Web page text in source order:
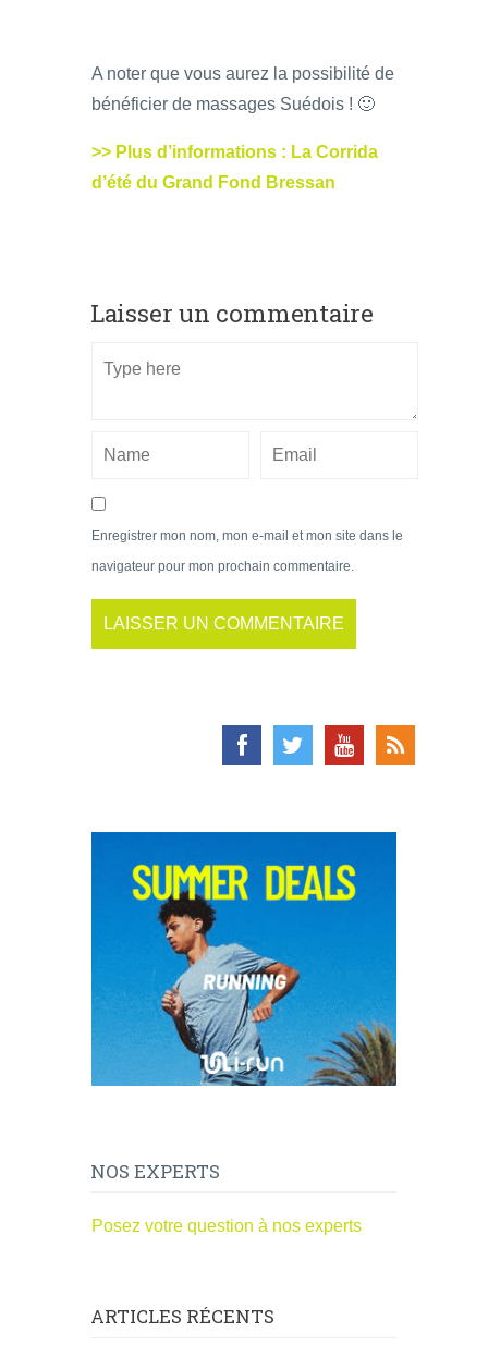
A noter que vous aurez la possibilité de
bénéficier de massages Suédois ! 🙂
>> Plus d’informations : La Corrida
d’été du Grand Fond Bressan
Laisser un commentaire
Enregistrer mon nom, mon e-mail et mon site dans le
navigateur pour mon prochain commentaire.
NOS EXPERTS
Posez votre question à nos experts
ARTICLES RÉCENTS